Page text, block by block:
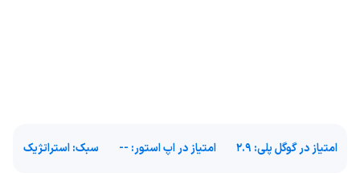
امتیاز در گوگل پلی: 2.9 امتیاز در اپ استور: -- سبک: استراتژیک